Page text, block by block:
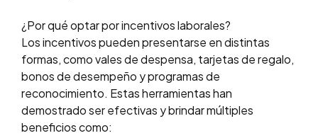
¿Por qué optar por incentivos laborales?
Los incentivos pueden presentarse en distintas
formas, como vales de despensa, tarjetas de regalo,
bonos de desempeño y programas de
reconocimiento. Estas herramientas han
demostrado ser efectivas y brindar múltiples
beneficios como: